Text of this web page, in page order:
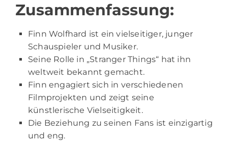
Zusammenfassung:
Finn Wolfhard ist ein vielseitiger, junger
Schauspieler und Musiker.
Seine Rolle in „Stranger Things“ hat ihn
weltweit bekannt gemacht.
Finn engagiert sich in verschiedenen
Filmprojekten und zeigt seine
künstlerische Vielseitigkeit.
Die Beziehung zu seinen Fans ist einzigartig
und eng.